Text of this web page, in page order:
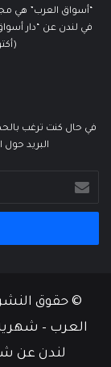
“أسواق العرب” هي
في لندن عن “دار
(أكتوبر) 2012. يرأس
في حال كنت ترغب
البريد حول
بريدك
الإلكتروني
العرب –
لندن عن